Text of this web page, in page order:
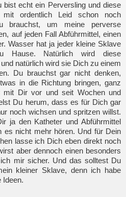
bist echt ein Perversling und diese
ordentlich Leid schon noch
brauchst, um meine perverse
auf jeden Fall Abführmittel, einen
Wasser hat ja jeder kleine Sklave
Hause. Natürlich wird diese
natürlich wird sie Dich zu einem
Du brauchst gar nicht denken,
in die Richtung bringen, ganz
Dir vor und seit Wochen und
Du herum, dass es für Dich gar
noch wichsen und spritzen willst.
ja den Katheter und Abführmittel
es nicht mehr hören. Und für Dein
lasse ich Dich eben direkt noch
aber dennoch einen besonders
mir sicher. Und das solltest Du
kleiner Sklave, denn ich habe
Ideen.